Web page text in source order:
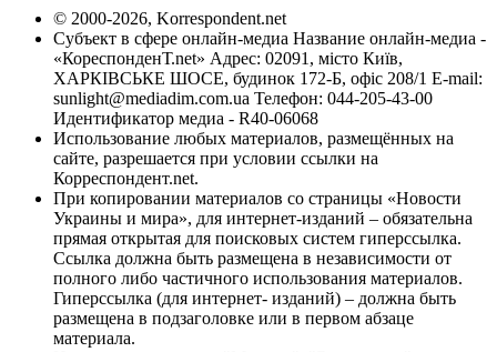
© 2000-2026, Korrespondent.net
Субъект в сфере онлайн-медиа Название онлайн-медиа -
«КореспонденТ.net» Адрес: 02091, місто Київ,
ХАРКІВСЬКЕ ШОСЕ, будинок 172-Б, офіс 208/1 E-mail:
sunlight@mediadim.com.ua Телефон: 044-205-43-00
Идентификатор медиа - R40-06068
Использование любых материалов, размещённых на
сайте, разрешается при условии ссылки на
Корреспондент.net.
При копировании материалов со страницы «Новости
Украины и мира», для интернет-изданий – обязательна
прямая открытая для поисковых систем гиперссылка.
Ссылка должна быть размещена в независимости от
полного либо частичного использования материалов.
Гиперссылка (для интернет- изданий) – должна быть
размещена в подзаголовке или в первом абзаце
материала.